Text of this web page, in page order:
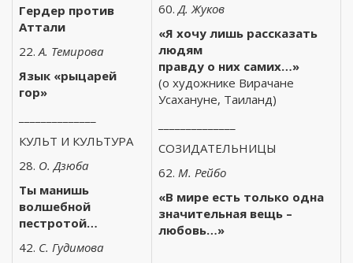
Гердер против
Аттали
22.А. Темирова
Язык «рыцарей
гор»
КУЛЬТ И КУЛЬТУРА
28. О. Дзюба
Ты манишь
волшебной
пестротой…
42. С. Гудимова
60.Д. Жуков
«Я хочу лишь рассказать
людям
правду о них самих…»
(о художнике Вирачане
Усахануне, Таиланд)
СОЗИДАТЕЛЬНИЦЫ
62. М. Рейбо
«В мире есть только одна
значительная вещь –
любовь…»